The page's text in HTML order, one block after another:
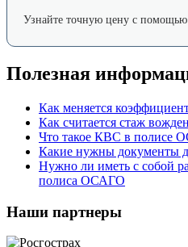
Узнайте точную цену с помощью
Полезная
Как меняется
Как считается стаж
Что такое КВС в полисе
Какие нужны документы
Нужно ли иметь с собой
полиса ОСАГО
Наши партнеры